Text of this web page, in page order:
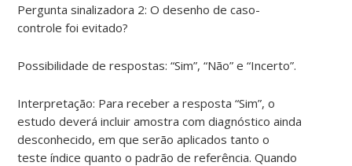
Pergunta sinalizadora 2: O desenho de caso-
controle foi evitado?
Possibilidade de respostas: “Sim”, “Não” e “Incerto”.
Interpretação: Para receber a resposta “Sim”, o
estudo deverá incluir amostra com diagnóstico ainda
desconhecido, em que serão aplicados tanto o
teste índice quanto o padrão de referência. Quando